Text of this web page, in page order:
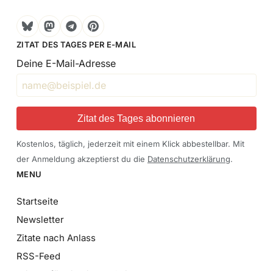
BlueskyMastodon
TelegramPinterest
ZITAT DES TAGES PER E-MAIL
Deine E-Mail-Adresse
Zitat des Tages abonnieren
Kostenlos, täglich, jederzeit mit einem Klick abbestellbar. Mit
der Anmeldung akzeptierst du die Datenschutzerklärung.
MENU
Startseite
Newsletter
Zitate nach Anlass
RSS-Feed